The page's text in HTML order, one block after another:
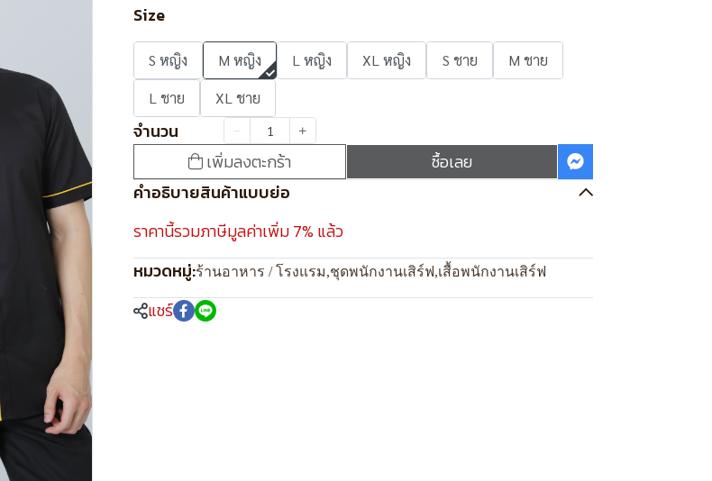
Size
S หญิง M หญิง L หญิง XL หญิง S ชาย
M ชาย
L ชาย
XL ชาย
จำนวน
เพิ่มลงตะกร้า
ซื้อเลย
คำอธิบายสินค้าแบบย่อ
ราคานี้รวมภาษีมูลค่าเพิ่ม 7% แล้ว
หมวดหมู่:ร้านอาหาร / โรงแรม,ชุดพนักงานเสิร์ฟ,เสื้อพนักงานเสิร์ฟ
แชร์